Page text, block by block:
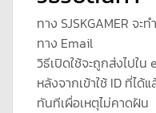
ทาง SJSKGAMER จะ
ทาง Email
วิธีเปิดใช้จะถูกส่งไปใ
หลังจากเข้าใช้ ID ที่ได้
ทันทีเผื่อเหตุไม่คาดฝัน